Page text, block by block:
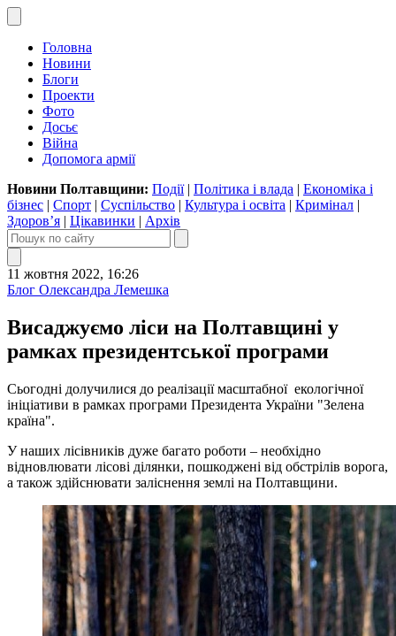
Головна
Новини
Блоги
Проекти
Фото
Досьє
Війна
Допомога армії
Новини Полтавщини: Події| Політика і влада | Економіка і
бізнес | Спорт | Суспільство | Культура і освіта | Кримінал |
Здоров’я | Цікавинки | Архів
11 жовтня 2022, 16:26
Блог Олександра Лемешка
Висаджуємо ліси на Полтавщині у
рамках президентської програми
Сьогодні долучилися до реалізації масштабної екологічної
ініціативи в рамках програми Президента України "Зелена
країна".
У наших лісівників дуже багато роботи ‒ необхідно
відновлювати лісові ділянки, пошкоджені від обстрілів ворога,
а також здійснювати заліснення землі на Полтавщини.